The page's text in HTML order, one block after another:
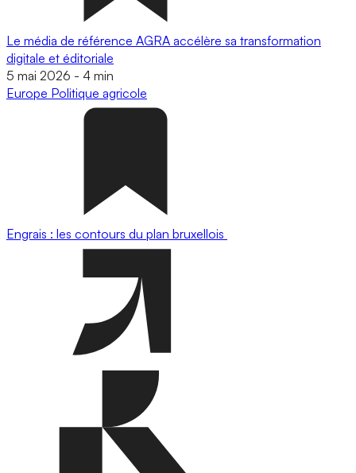
Le média de référence AGRA accélère sa transformation
digitale et éditoriale
5 mai 2026 - 4 min
Europe Politique agricole
Engrais : les contours du plan bruxellois